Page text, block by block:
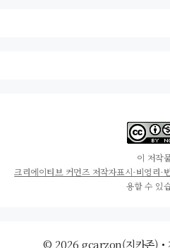
이 저작
크리에이티브 커먼즈 저작자표시-비영리-
용할 수 있
© 2026 gcarzon(지카존) •